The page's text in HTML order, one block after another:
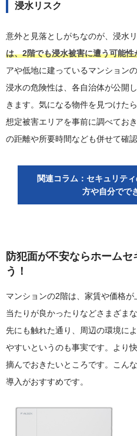
浸水リスク
意外と見落としがちなのが、浸水リ
は、2階でも浸水被害に遭う可能性
アや低地に建っているマンション
浸水の危険性は、各自治体が公開
きます。気になる物件を見つけた
想定被害エリアを事前に調べてお
の距離や所要時間なども併せて確認
関連コラム：セキュリテ
方や自分でで
防犯面が不安ならホーム
う！
マンションの2階は、家賃や価格
当たりが良かったりなどさまざま
先にも触れた通り、周辺の環境に
やすいというのも事実です。より
摘んでおきたいところです。こん
導入がおすすめです。